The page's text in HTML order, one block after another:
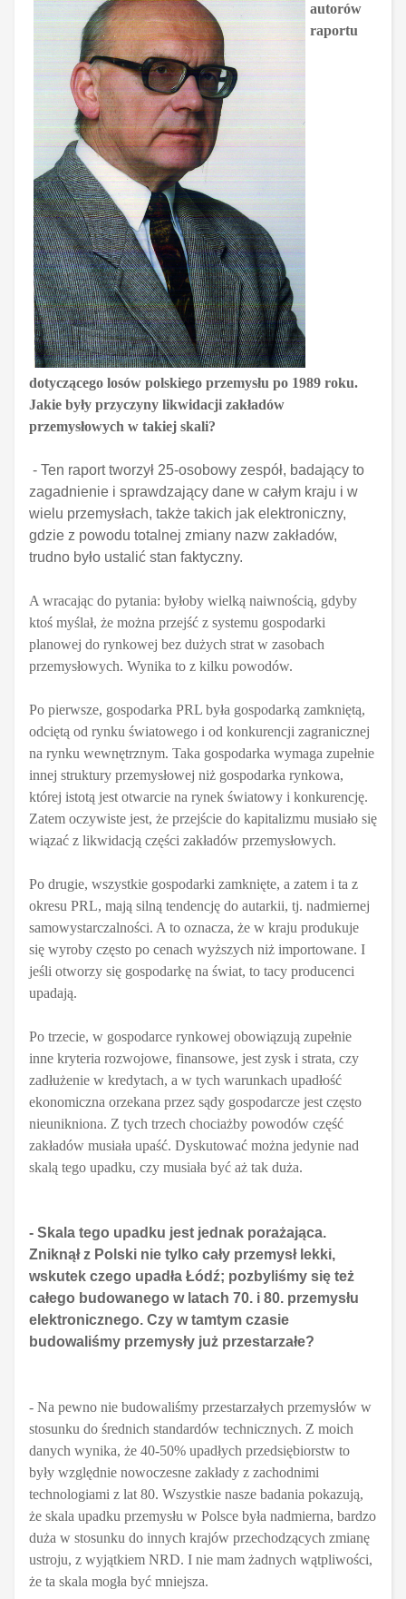
autorów
raportu
dotyczącego losów polskiego przemysłu po 1989 roku.
Jakie były przyczyny likwidacji zakładów
przemysłowych w takiej skali?
- Ten raport tworzył 25-osobowy zespół, badający to
zagadnienie i sprawdzający dane w całym kraju i w
wielu przemysłach, także takich jak elektroniczny,
gdzie z powodu totalnej zmiany nazw zakładów,
trudno było ustalić stan faktyczny.
A wracając do pytania: byłoby wielką naiwnością, gdyby
ktoś myślał, że można przejść z systemu gospodarki
planowej do rynkowej bez dużych strat w zasobach
przemysłowych. Wynika to z kilku powodów.
Po pierwsze, gospodarka PRL była gospodarką zamkniętą,
odciętą od rynku światowego i od konkurencji zagranicznej
na rynku wewnętrznym. Taka gospodarka wymaga zupełnie
innej struktury przemysłowej niż gospodarka rynkowa,
której istotą jest otwarcie na rynek światowy i konkurencję.
Zatem oczywiste jest, że przejście do kapitalizmu musiało się
wiązać z likwidacją części zakładów przemysłowych.
Po drugie, wszystkie gospodarki zamknięte, a zatem i ta z
okresu PRL, mają silną tendencję do autarkii, tj. nadmiernej
samowystarczalności. A to oznacza, że w kraju produkuje
się wyroby często po cenach wyższych niż importowane. I
jeśli otworzy się gospodarkę na świat, to tacy producenci
upadają.
Po trzecie, w gospodarce rynkowej obowiązują zupełnie
inne kryteria rozwojowe, finansowe, jest zysk i strata, czy
zadłużenie w kredytach, a w tych warunkach upadłość
ekonomiczna orzekana przez sądy gospodarcze jest często
nieunikniona. Z tych trzech chociażby powodów część
zakładów musiała upaść. Dyskutować można jedynie nad
skalą tego upadku, czy musiała być aż tak duża.
- Skala tego upadku jest jednak porażająca.
Zniknął z Polski nie tylko cały przemysł lekki,
wskutek czego upadła Łódź; pozbyliśmy się też
całego budowanego w latach 70. i 80. przemysłu
elektronicznego. Czy w tamtym czasie
budowaliśmy przemysły już przestarzałe?
- Na pewno nie budowaliśmy przestarzałych przemysłów w
stosunku do średnich standardów technicznych. Z moich
danych wynika, że 40-50% upadłych przedsiębiorstw to
były względnie nowoczesne zakłady z zachodnimi
technologiami z lat 80. Wszystkie nasze badania pokazują,
że skala upadku przemysłu w Polsce była nadmierna, bardzo
duża w stosunku do innych krajów przechodzących zmianę
ustroju, z wyjątkiem NRD. I nie mam żadnych wątpliwości,
że ta skala mogła być mniejsza.